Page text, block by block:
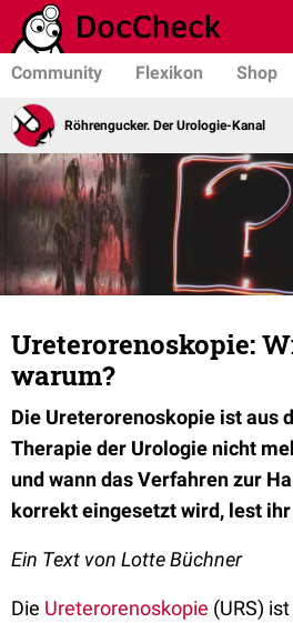
Community Flexikon Shop
Röhrengucker. Der Urologie-Kanal
Ureterorenoskopie:
warum?
Die Ureterorenoskopie ist aus
Therapie der Urologie nicht
und wann das Verfahren zur
korrekt eingesetzt wird, lest ihr
Ein Text von Lotte Büchner
Die Ureterorenoskopie (URS)